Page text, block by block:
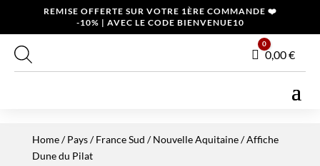
REMISE OFFERTE SUR VOTRE 1ÈRE COMMANDE ❤️
-10% | AVEC LE CODE BIENVENUE10
Panier
0
0,00€
Home/Pays/France Sud /Nouvelle Aquitaine/ Affiche
Dune du Pilat